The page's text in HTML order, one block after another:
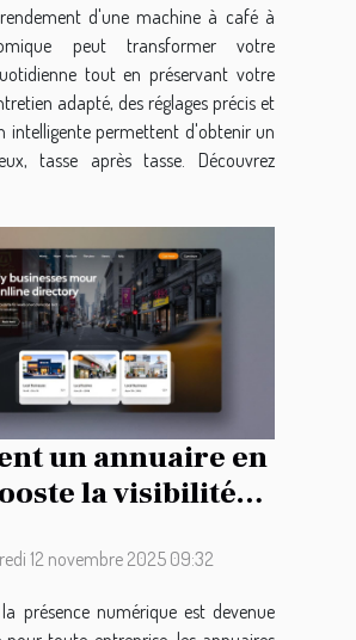
d'une machine à café à
peut transformer votre
tout en préservant votre
adapté, des réglages précis et
intelligente permettent d'obtenir un
tasse après tasse. Découvrez
un annuaire en
la visibilité
12 novembre 2025 09:32
présence numérique est devenue